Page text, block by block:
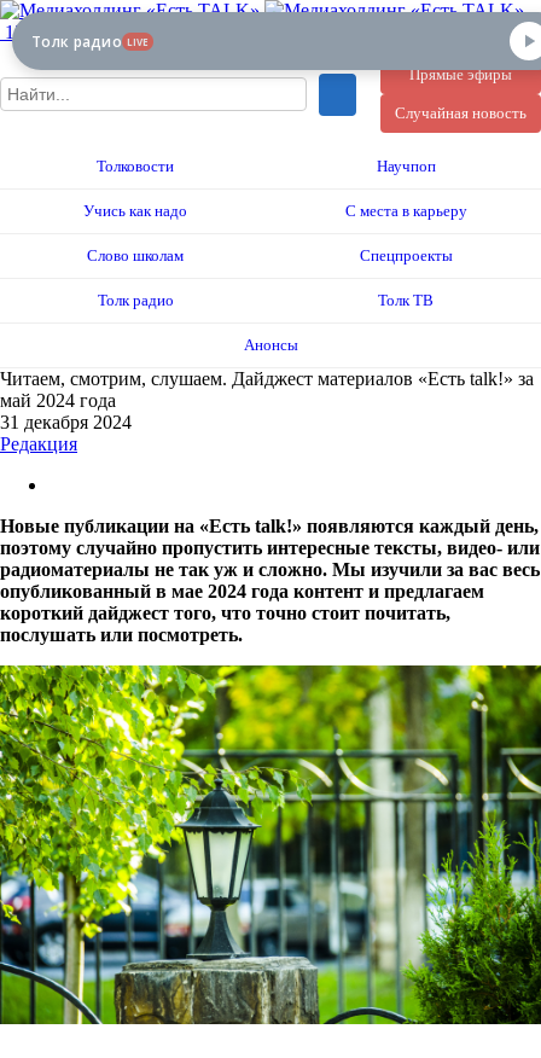
12+
Прямые эфиры
Случайная новость
Толковости Научпоп
Учись как надо С места в карьеру
Слово школам Спецпроекты
Толк радио Толк ТВ
Анонсы
Читаем, смотрим, слушаем. Дайджест материалов «Есть talk!» за
май 2024 года
31 декабря 2024
Редакция
Новые публикации на «Есть talk!» появляются каждый день,
поэтому случайно пропустить интересные тексты, видео- или
радиоматериалы не так уж и сложно. Мы изучили за вас весь
опубликованный в мае 2024 года контент и предлагаем
короткий дайджест того, что точно стоит почитать,
послушать или посмотреть.
Толк радио LIVE